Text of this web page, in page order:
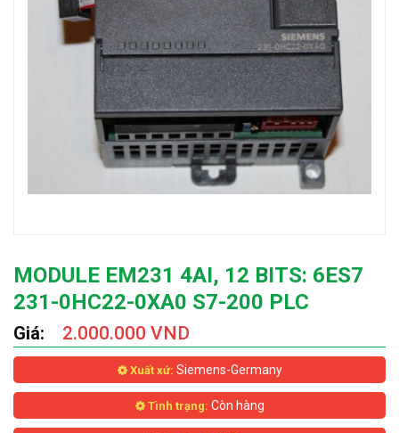
MODULE EM231 4AI, 12 BITS: 6ES7
231-0HC22-0XA0 S7-200 PLC
Giá: 2.000.000 VND
Xuất xứ: Siemens-Germany
Tình trạng: Còn hàng